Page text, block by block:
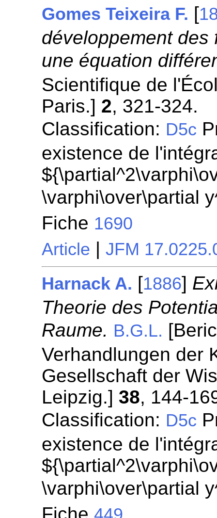
Gomes Teixeira F. [
développement
une équation
Scientifique de
Paris.] 2, 321-324.
Classification: D5c
existence de
\varphi\over\partial
Fiche 1690
Article |JFM
Harnack A. [1886]
Theorie des
Raume. B.G.L.
Verhandlungen der
Gesellschaft der
Leipzig.] 38, 144-
Classification: D5c
existence de
\varphi\over\partial